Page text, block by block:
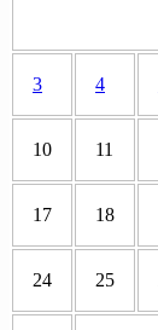
3 4
10 11
17 18
24 25